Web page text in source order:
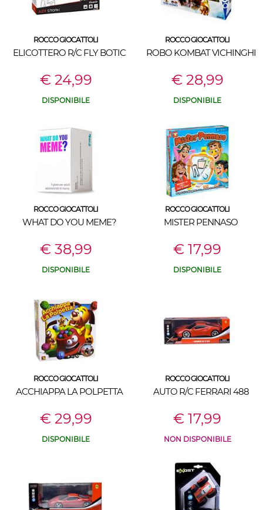
ROCCO GIOCATTOLI
ELICOTTERO R/C FLY BOTIC
€ 24,99
DISPONIBILE
ROCCO GIOCATTOLI
ROBO KOMBAT VICHINGHI
€ 28,99
DISPONIBILE
ROCCO GIOCATTOLI
WHAT DO YOU MEME?
€ 38,99
DISPONIBILE
ROCCO GIOCATTOLI
MISTER PENNASO
€ 17,99
DISPONIBILE
ROCCO GIOCATTOLI
ACCHIAPPA LA POLPETTA
€ 29,99
DISPONIBILE
ROCCO GIOCATTOLI
AUTO R/C FERRARI 488
€ 17,99
NON DISPONIBILE